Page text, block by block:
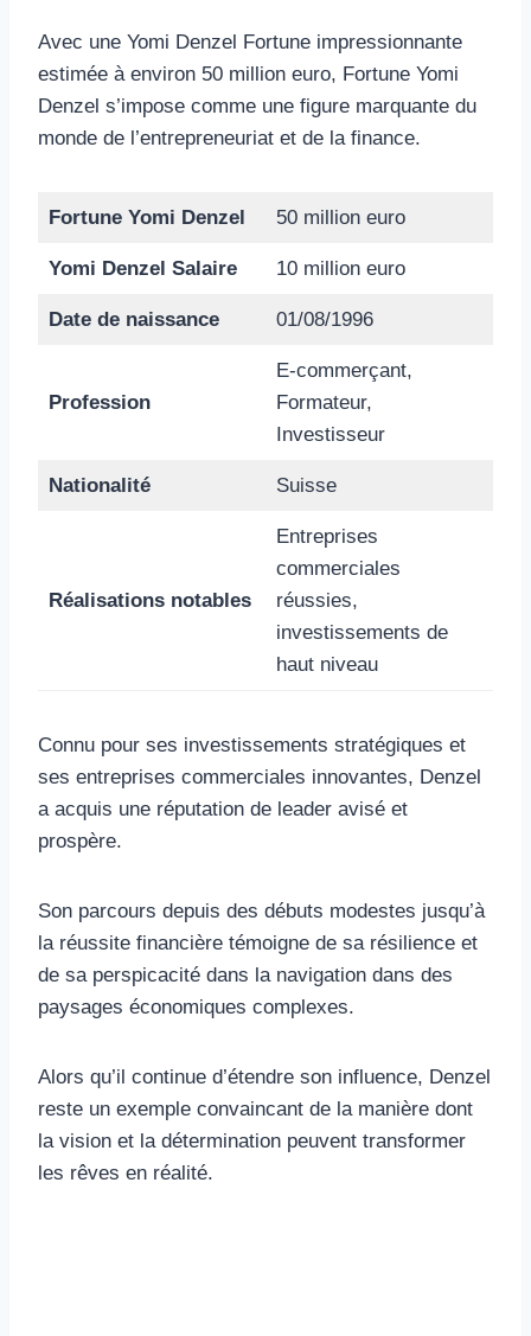
Avec une Yomi Denzel Fortune impressionnante
estimée à environ 50 million euro, Fortune Yomi
Denzel s’impose comme une figure marquante du
monde de l’entrepreneuriat et de la finance.
Fortune Yomi Denzel 50 million euro
Yomi Denzel Salaire 10 million euro
Date de naissance 01/08/1996
Profession
E-commerçant,
Formateur,
Investisseur
Nationalité Suisse
Réalisations notables
Entreprises
commerciales
réussies,
investissements de
haut niveau
Connu pour ses investissements stratégiques et
ses entreprises commerciales innovantes, Denzel
a acquis une réputation de leader avisé et
prospère.
Son parcours depuis des débuts modestes jusqu’à
la réussite financière témoigne de sa résilience et
de sa perspicacité dans la navigation dans des
paysages économiques complexes.
Alors qu’il continue d’étendre son influence, Denzel
reste un exemple convaincant de la manière dont
la vision et la détermination peuvent transformer
les rêves en réalité.